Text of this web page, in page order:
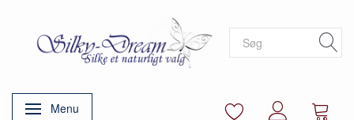
Skifte navigation
Menu